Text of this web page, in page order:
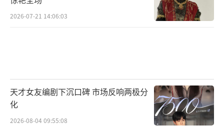
来炒菜的，只要不卖，那就是个数字游戏，该
底洞，你永远不知道这一脚踩下去是踩在台阶
上还是踩空了。别看现在跌了3%、10%，看着
诱人，没准明天还得跌。老百姓挣点钱不容
2026-07-21 14:06:03
天才女友编剧下沉口碑 市场反响两极分
化
2026-08-04 09:55:08